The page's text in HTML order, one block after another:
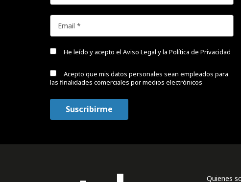
He leído y acepto el Aviso Legal y la Política de Privacidad
Acepto que mis datos personales sean empleados para
las finalidades comerciales por medios electrónicos
Quienes